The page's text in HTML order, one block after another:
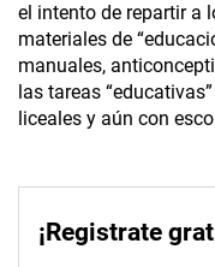
el intento de repartir a
materiales de
manuales,
las tareas
liceales y aún con
¡Registrate